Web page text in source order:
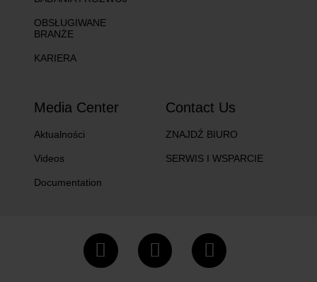
OBSŁUGIWANE
BRANŻE
KARIERA
Media Center
Aktualności
Videos
Documentation
Contact Us
ZNAJDŹ BIURO
SERWIS I WSPARCIE